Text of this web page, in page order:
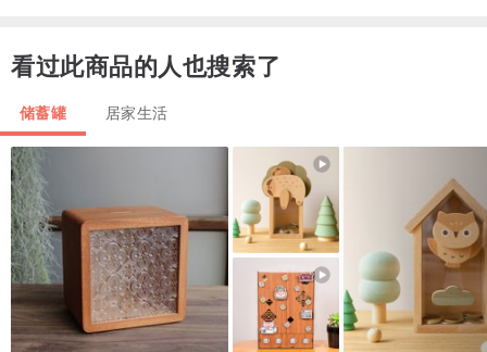
看过此商品的人也搜索了
储蓄罐 居家生活